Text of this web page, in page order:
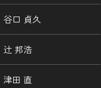
谷口 貞久
辻 邦浩
津田 直